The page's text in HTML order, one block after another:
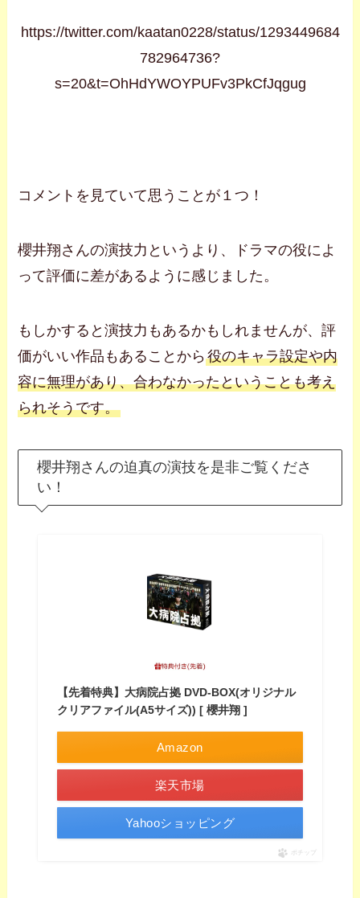
https://twitter.com/kaatan0228/status/1293449684
782964736?
s=20&t=OhHdYWOYPUFv3PkCfJqgug
コメントを見ていて思うことが１つ！
櫻井翔さんの演技力というより、ドラマの役によ
って評価に差があるように感じました。
もしかすると演技力もあるかもしれませんが、評
価がいい作品もあることから役のキャラ設定や内
容に無理があり、合わなかったということも考え
られそうです。
櫻井翔さんの迫真の演技を是非ご覧くださ
い！
【先着特典】大病院占拠 DVD-BOX(オリジナル
クリアファイル(A5サイズ)) [ 櫻井翔 ]
Amazon
楽天市場
Yahooショッピング
ポチップ